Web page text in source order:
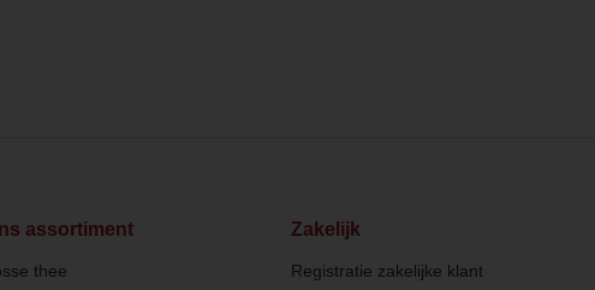
assortiment
thee
Zakelijk
Registratie zakelijke klant